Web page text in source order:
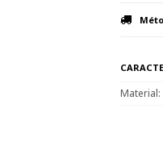
Material